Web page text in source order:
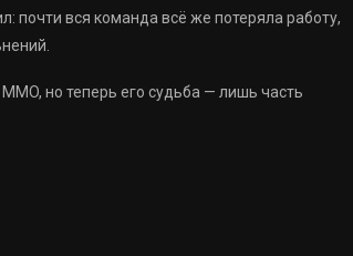
почти вся команда всё же потеряла работу,
но теперь его судьба — лишь часть